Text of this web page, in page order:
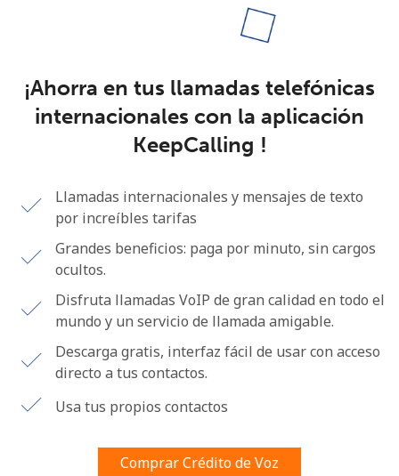
Mantente en contacto para recibir nuestras mejores
Al abrir una cuenta en este sitio web, estoy de acuerdo con
Únete
¡Hola!
Inicia sesión oREGÍSTRATE →
¡Ahorra en tus llamadas telefónicas
internacionales con la aplicación
KeepCalling !
Llamadas internacionales y mensajes de texto
por increíbles tarifas
Grandes beneficios: paga por minuto, sin cargos
ocultos.
Disfruta llamadas VoIP de gran calidad en todo el
mundo y un servicio de llamada amigable.
Descarga gratis, interfaz fácil de usar con acceso
directo a tus contactos.
Usa tus propios contactos
Comprar Crédito de Voz